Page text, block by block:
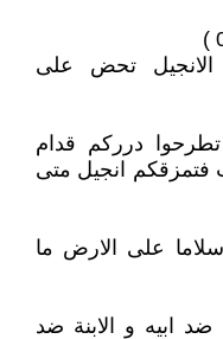
تحض على
تطرحوا درركم قدام
فتمزقكم انجيل متى
سلاما على الارض ما
ضد ابيه و الابنة ضد